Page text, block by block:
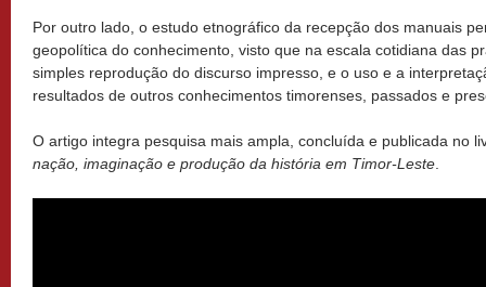
Por outro lado, o estudo etnográfico da recepção dos manuais
geopolítica do conhecimento, visto que na escala cotidiana das
simples reprodução do discurso impresso, e o uso e a
resultados de outros conhecimentos timorenses, passados e
O artigo integra pesquisa mais ampla, concluída e publicada no
nação, imaginação e produção da história em Timor-Leste